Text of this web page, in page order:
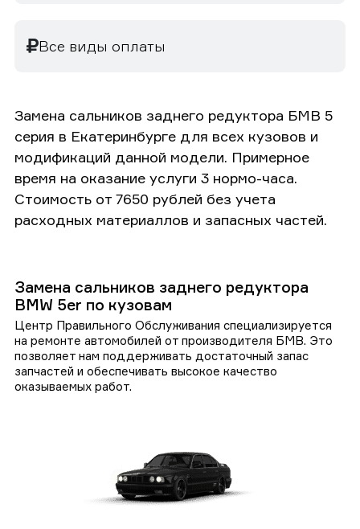
Все виды оплаты
Замена сальников заднего редуктора БМВ 5
серия в Екатеринбурге для всех кузовов и
модификаций данной модели. Примерное
время на оказание услуги 3 нормо-часа.
Стоимость от 7650 рублей без учета
расходных материаллов и запасных частей.
Замена сальников заднего редуктора
BMW 5er по кузовам
Центр Правильного Обслуживания специализируется
на ремонте автомобилей от производителя БМВ. Это
позволяет нам поддерживать достаточный запас
запчастей и обеспечивать высокое качество
оказываемых работ.